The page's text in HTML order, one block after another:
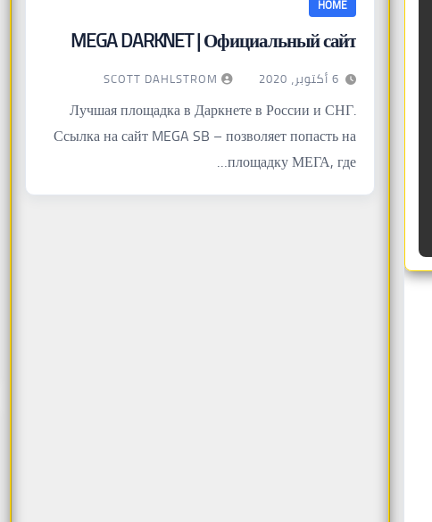
HOME
MEGA DARKNET | Официальный сайт
6 أكتوبر، 2020 SCOTT DAHLSTROM
Лучшая площадка в Даркнете в России и СНГ.
Ссылка на сайт MEGA SB – позволяет попасть на
площадку МЕГА, где…